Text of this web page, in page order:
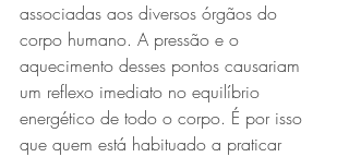
associadas aos diversos órgãos do
corpo humano. A pressão e o
aquecimento desses pontos causariam
um reflexo imediato no equilíbrio
energético de todo o corpo. É por isso
que quem está habituado a praticar